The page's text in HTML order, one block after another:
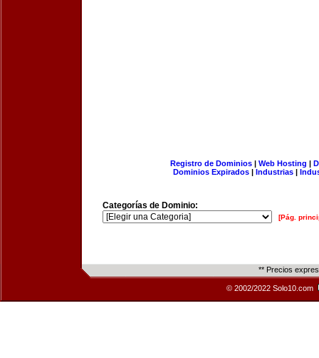
Registro de Dominios| Web Hosting |
Dominios Expirados | Industrias |
Categorías de Dominio:
[Pág.
** Precios
© 2002/2022 Solo10.com